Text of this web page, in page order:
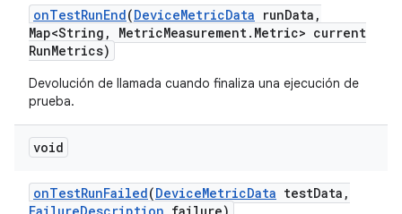
onTestRunEnd(DeviceMetricData runData ,
Map<String , MetricMeasurement. Metric> current
RunMetrics)
Devolución de llamada cuando finaliza una ejecución de
prueba.
void
onTestRunFailed(DeviceMetricData testData ,